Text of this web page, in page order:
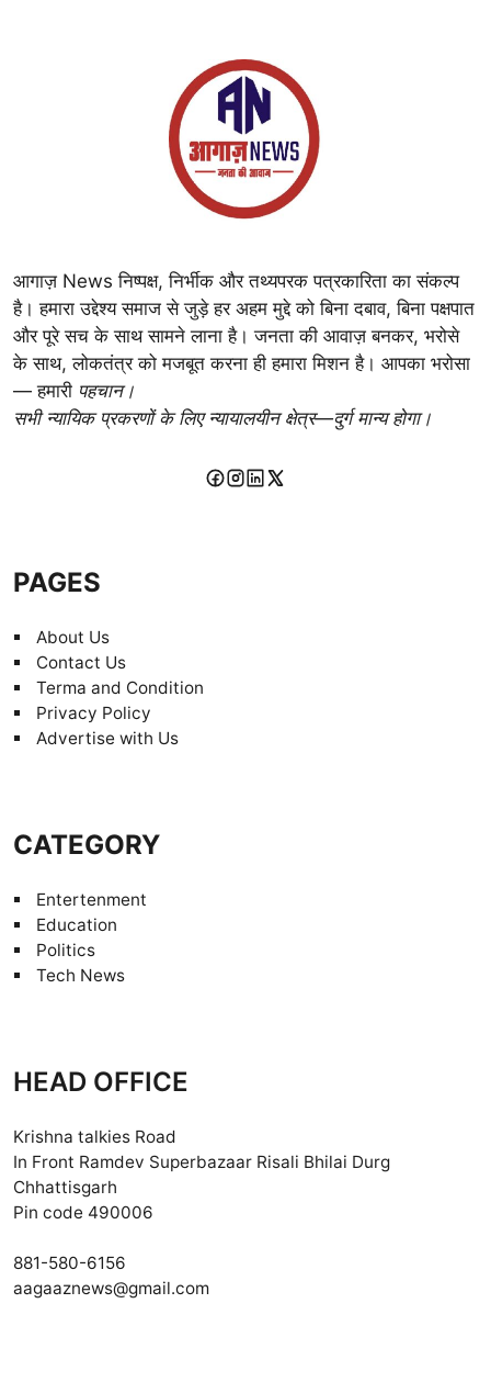
आगाज़ News निष्पक्ष, निर्भीक और तथ्यपरक पत्रकारिता का संकल्प
है। हमारा उद्देश्य समाज से जुड़े हर अहम मुद्दे को बिना दबाव, बिना पक्षपात
और पूरे सच के साथ सामने लाना है। जनता की आवाज़ बनकर, भरोसे
के साथ, लोकतंत्र को मजबूत करना ही हमारा मिशन है। आपका भरोसा
— हमारी पहचान।
सभी न्यायिक प्रकरणों के लिए न्यायालयीन क्षेत्र—दुर्ग मान्य होगा।
PAGES
About Us
Contact Us
Terma and Condition
Privacy Policy
Advertise with Us
CATEGORY
Entertenment
Education
Politics
Tech News
HEAD OFFICE
Krishna talkies Road
In Front Ramdev Superbazaar Risali Bhilai Durg
Chhattisgarh
Pin code 490006
881-580-6156
aagaaznews@gmail.com